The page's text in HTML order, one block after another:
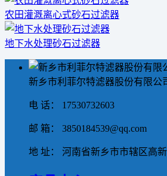
农田灌溉离心式砂石过滤器
地下水处理砂石过滤器
新乡市利菲尔特滤器股份有限公
电 话： 17530732603
邮 箱： 3850184539@qq.com
地 址： 河南省新乡市市辖区高